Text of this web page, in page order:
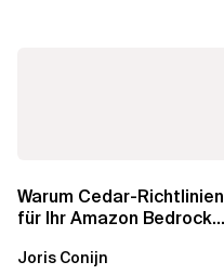
Warum Cedar-Richtlinien
für Ihr Amazon Bedrock
wichtig sind
Joris Conijn